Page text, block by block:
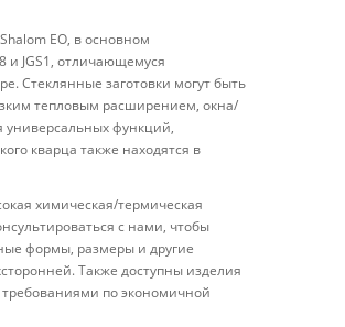
EO, в основном
и JGS1, отличающемуся
Стеклянные заготовки могут быть
тепловым расширением, окна/
универсальных функций,
кварца также находятся в
химическая/термическая
с нами, чтобы
формы, размеры и другие
Также доступны изделия
по экономичной